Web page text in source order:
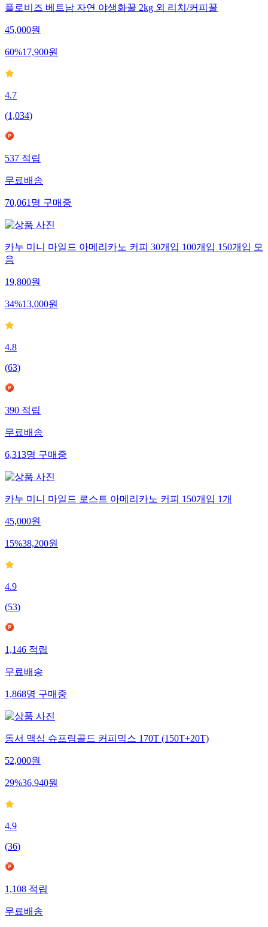
플로비즈 베트남 자연 야생화꿀 2kg 외 리치/커피꿀
45,000원
60%17,900원
4.7
(1,034)
537적립
무료배송
70,061명구매중
카누 미니 마일드 아메리카노 커피 30개입 100개입 150개입 모
음
19,800원
34%13,000원
4.8
(63)
390적립
무료배송
6,313명구매중
카누 미니 마일드 로스트 아메리카노 커피 150개입 1개
45,000원
15%38,200원
4.9
(53)
1,146적립
무료배송
1,868명구매중
동서 맥심 슈프림골드 커피믹스 170T (150T+20T)
52,000원
29%36,940원
4.9
(36)
1,108적립
무료배송